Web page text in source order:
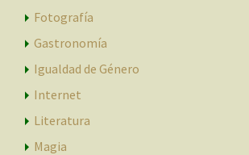
Fotografía
Gastronomía
Igualdad de Género
Internet
Literatura
Magia